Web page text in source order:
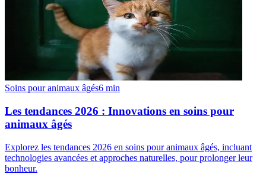
Soins pour animaux âgés6 min
Les tendances 2026 : Innovations en soins pour
animaux âgés
Explorez les tendances 2026 en soins pour animaux âgés, incluant
technologies avancées et approches naturelles, pour prolonger leur
bonheur.